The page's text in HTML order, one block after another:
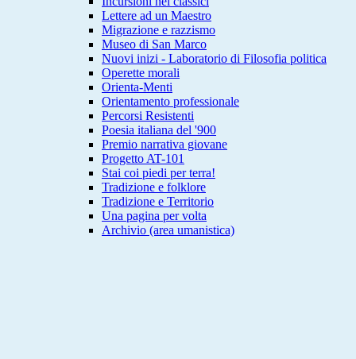
Lettere ad un Maestro
Migrazione e razzismo
Museo di San Marco
Nuovi inizi - Laboratorio di Filosofia politica
Operette morali
Orienta-Menti
Orientamento professionale
Percorsi Resistenti
Poesia italiana del '900
Premio narrativa giovane
Progetto AT-101
Stai coi piedi per terra!
Tradizione e folklore
Tradizione e Territorio
Una pagina per volta
Archivio (area umanistica)